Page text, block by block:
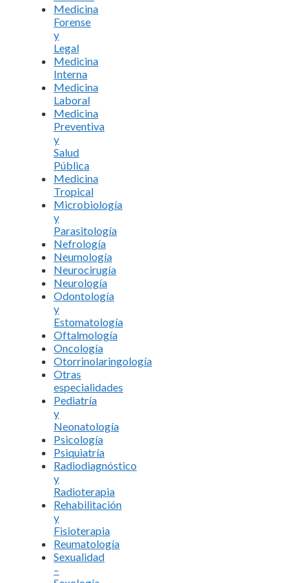
Medicina
Forense
y
Legal
Medicina
Interna
Medicina
Laboral
Medicina
Preventiva
y
Salud
Pública
Medicina
Tropical
Microbiología
y
Parasitología
Nefrología
Neumología
Neurocirugía
Neurología
Odontología
y
Estomatología
Oftalmología
Oncología
Otorrinolaringología
Otras
especialidades
Pediatría
y
Neonatología
Psicología
Psiquiatría
Radiodiagnóstico
y
Radioterapia
Rehabilitación
y
Fisioterapia
Reumatología
Sexualidad
–